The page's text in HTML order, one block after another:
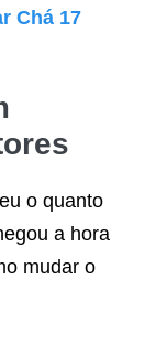
Chá 17
o quanto
a hora
mudar o